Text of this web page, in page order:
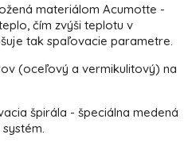
materiálom Acumotte -
čím zvýši teplotu v
tak spaľovacie parametre.
(oceľový a vermikulitový) na
špirála - špeciálna medená